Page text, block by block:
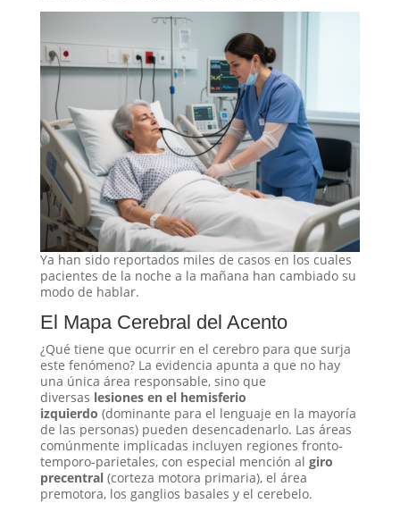
Ya han sido reportados miles de casos en los cuales
pacientes de la noche a la mañana han cambiado su
modo de hablar.
El Mapa Cerebral del Acento
¿Qué tiene que ocurrir en el cerebro para que surja
este fenómeno? La evidencia apunta a que no hay
una única área responsable, sino que
diversas lesiones en el hemisferio
izquierdo (dominante para el lenguaje en la mayoría
de las personas) pueden desencadenarlo. Las áreas
comúnmente implicadas incluyen regiones fronto-
temporo-parietales, con especial mención al giro
precentral(corteza motora primaria), el área
premotora, los ganglios basales y el cerebelo.